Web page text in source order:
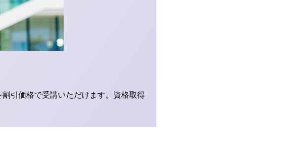
引価格で受講いただけます。資格取得